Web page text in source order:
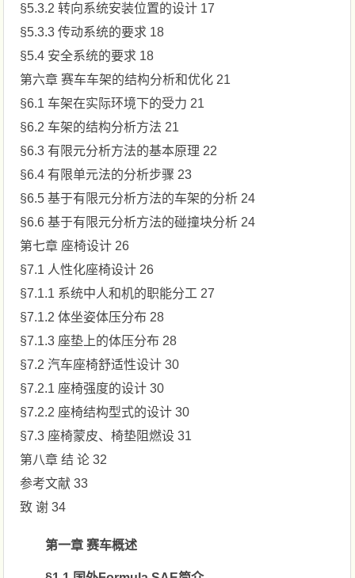
§5.3.2 转向系统安装位置的设计 17
§5.3.3 传动系统的要求 18
§5.4 安全系统的要求 18
第六章 赛车车架的结构分析和优化 21
§6.1 车架在实际环境下的受力 21
§6.2 车架的结构分析方法 21
§6.3 有限元分析方法的基本原理 22
§6.4 有限单元法的分析步骤 23
§6.5 基于有限元分析方法的车架的分析 24
§6.6 基于有限元分析方法的碰撞块分析 24
第七章 座椅设计 26
§7.1 人性化座椅设计 26
§7.1.1 系统中人和机的职能分工 27
§7.1.2 体坐姿体压分布 28
§7.1.3 座垫上的体压分布 28
§7.2 汽车座椅舒适性设计 30
§7.2.1 座椅强度的设计 30
§7.2.2 座椅结构型式的设计 30
§7.3 座椅蒙皮、椅垫阻燃设 31
第八章 结 论 32
参考文献 33
致 谢 34
第一章 赛车概述